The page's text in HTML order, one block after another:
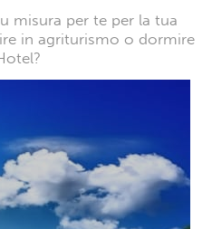
misura per te per la tua
in agriturismo o dormire